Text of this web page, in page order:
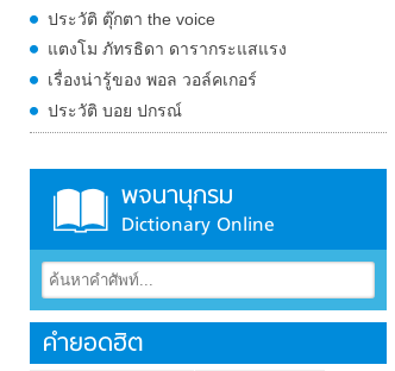
ประวัติ ตุ๊กตา the voice
แตงโม ภัทรธิดา ดารากระแสแรง
เรื่องน่ารู้ของ พอล วอล์คเกอร์
ประวัติ บอย ปกรณ์
พจนานุกรม
Dictionary Online
คำยอดฮิต